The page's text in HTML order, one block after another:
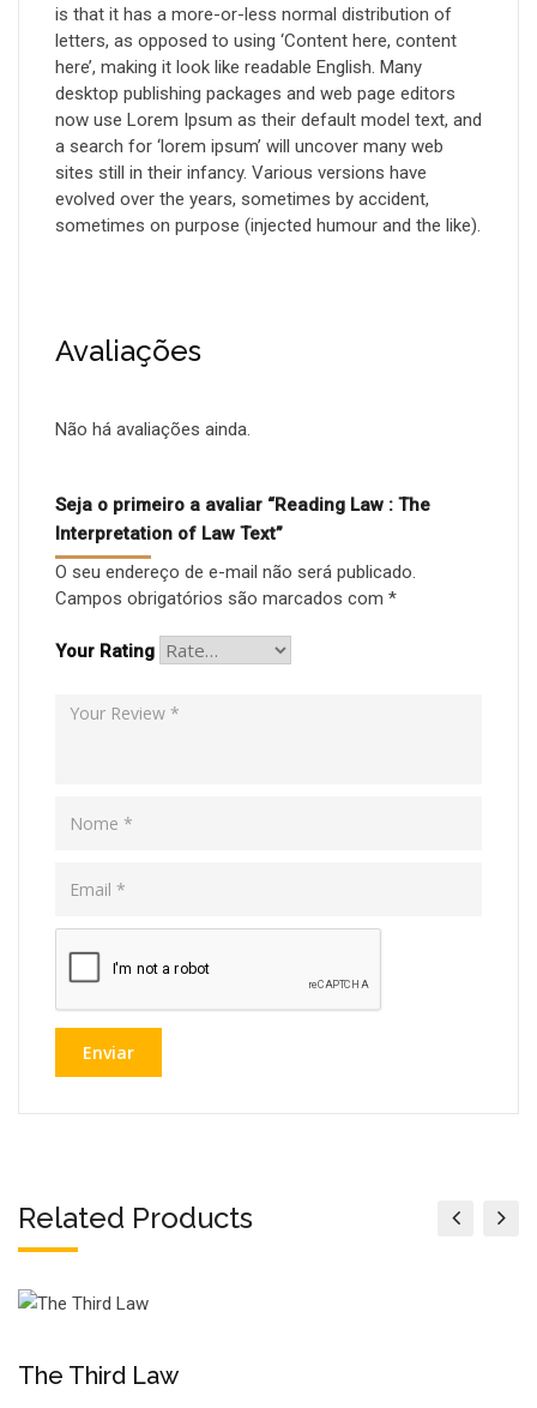
is that it has a more-or-less normal distribution of
letters, as opposed to using ‘Content here, content
here’, making it look like readable English. Many
desktop publishing packages and web page editors
now use Lorem Ipsum as their default model text, and
a search for ‘lorem ipsum’ will uncover many web
sites still in their infancy. Various versions have
evolved over the years, sometimes by accident,
sometimes on purpose (injected humour and the like).
Avaliações
Não há avaliações ainda.
Seja o primeiro a avaliar “Reading Law : The
Interpretation of Law Text”
O seu endereço de e-mail não será publicado.
Campos obrigatórios são marcados com *
Your Rating
Related Products
The Third Law